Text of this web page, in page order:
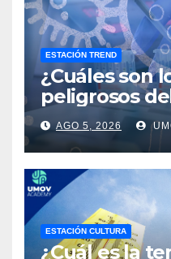
ESTACIÓN TREND
¿Cuáles son
peligrosos
AGO 5, 2026
ESTACIÓN CULTURA
¿Cuál es la